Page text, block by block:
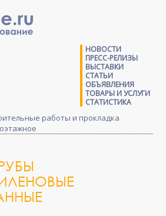
НОВОСТИ
ПРЕСС-РЕЛИЗЫ
ВЫСТАВКИ
СТАТЬИ
ОБЪЯВЛЕНИЯ
ТОВАРЫ И УСЛУГИ
СТАТИСТИКА
работы и прокладка